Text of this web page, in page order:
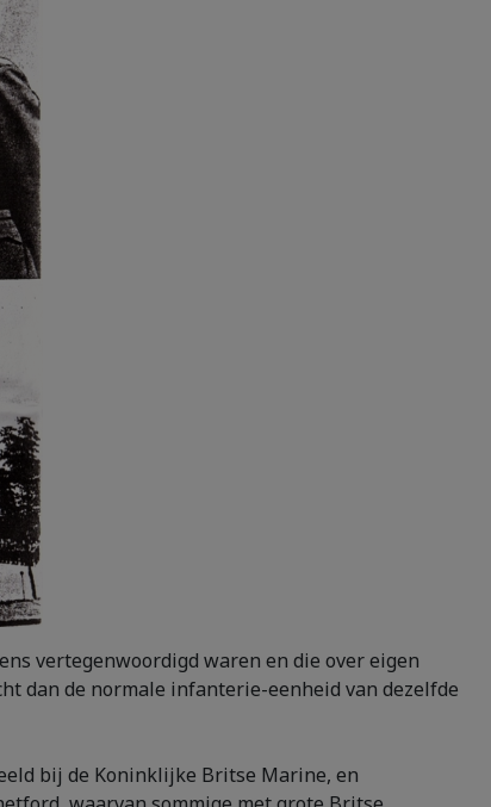
vertegenwoordigd waren en die over eigen
dan de normale infanterie-eenheid van dezelfde
bij de Koninklijke Britse Marine, en